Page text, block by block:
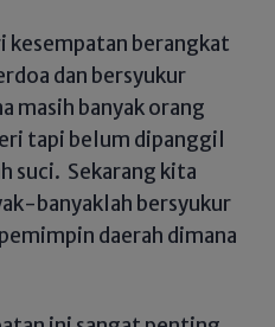
kesempatan berangkat
dan bersyukur
masih banyak orang
tapi belum dipanggil
suci. Sekarang kita
banyaklah bersyukur
daerah dimana